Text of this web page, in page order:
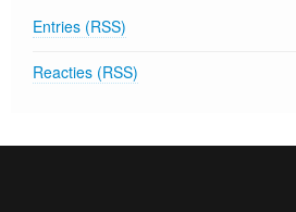
Entries (RSS)
Reacties (RSS)